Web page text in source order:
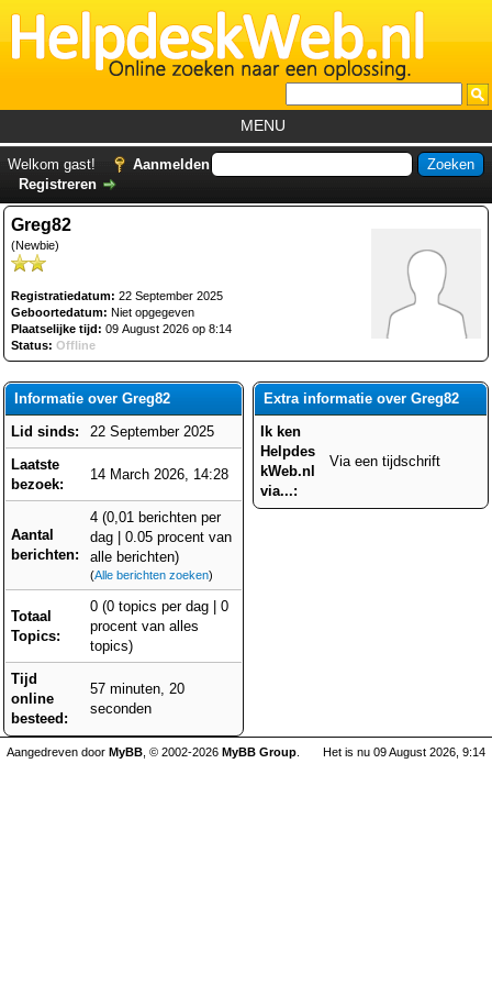
MENU
GemistDownloader
Welkom gast!
Aanmelden
Registreren
Greg82
(Newbie)
Registratiedatum: 22 September 2025
Geboortedatum: Niet opgegeven
Plaatselijke tijd: 09 August 2026 op 8:14
Status: Offline
Informatie over Greg82
Lid sinds:
22 September 2025
Laatste
bezoek:
14 March 2026, 14:28
Aantal
berichten:
4 (0,01 berichten per
dag | 0.05 procent van
alle berichten)
(Alle berichten zoeken)
Totaal
Topics:
0 (0 topics per dag | 0
procent van alles
topics)
Tijd
online
besteed:
57 minuten, 20
seconden
Extra informatie over Greg82
Ik ken
Helpdes
kWeb.nl
via...:
Via een tijdschrift
Het is nu 09 August 2026, 9:14
Aangedreven door MyBB , © 2002-2026 MyBB Group